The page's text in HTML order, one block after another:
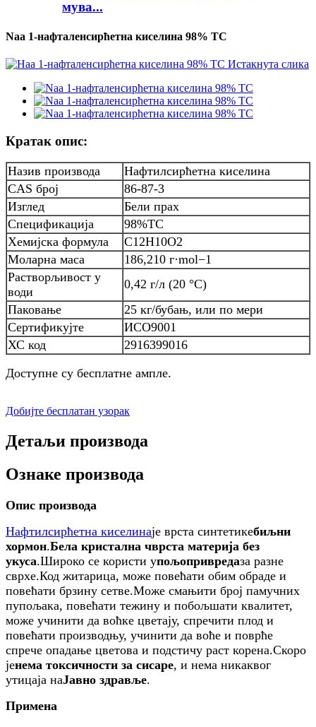
мува...
Naa 1-нафталенсирћетна киселина 98% TC
Кратак опис:
Назив производа
Нафтилсирћетна киселина
CAS број
86-87-3
Изглед
Бели прах
Спецификација
98%TC
Хемијска формула
C12H10O2
Моларна маса
186,210 г·mol−1
Растворљивост у
води
0,42 г/л (20 °C)
Паковање
25 кг/бубањ, или по мери
Сертификујте
ИСО9001
ХС код
2916399016
Доступне су бесплатне ампле.
Добијте бесплатан узорак
Детаљи производа
Ознаке производа
Опис производа
Нафтилсирћетна киселинаје врста синтетикебиљни
хормон.Бела кристална чврста материја без
укуса.Широко се користи упољопривредаза разне
сврхе.Код житарица, може повећати обим обраде и
повећати брзину сетве.Може смањити број памучних
пупољака, повећати тежину и побољшати квалитет,
може учинити да воћке цветају, спречити плод и
повећати производњу, учинити да воће и поврће
спрече опадање цветова и подстичу раст корена.Скоро
јенема токсичности за сисаре, и нема никаквог
утицаја наЈавно здравље.
Примена